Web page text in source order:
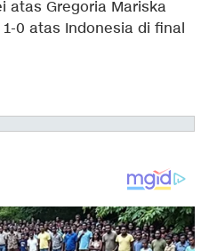
atas Gregoria Mariska
0 atas Indonesia di final